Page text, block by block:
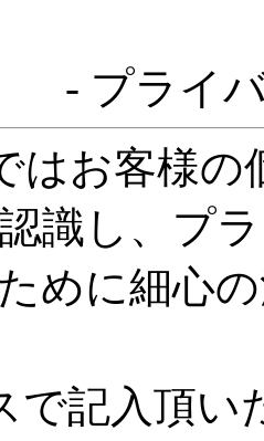
- プライ
はお客様の
識し、プ
めに細心
で記入頂い